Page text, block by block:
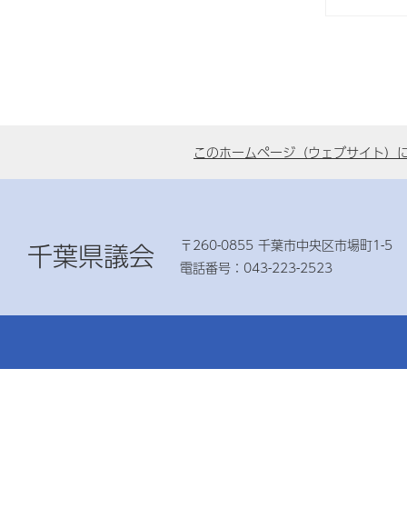
このホームページ（ウェブサイト）
千葉県議会
〒260-0855 千葉市中央区市場町1-5
電話番号：043-223-2523